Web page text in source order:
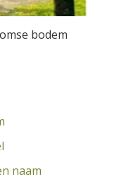
bodem
naam